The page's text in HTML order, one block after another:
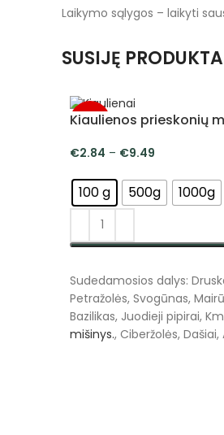
Laikymo sąlygos – laikyti
SUSIJĘ
-5%
Kiaulienos prieskonių
€2.84 – €9.49
100 g 500g 1000g
Sudedamosios dalys:
Petražolės, Svogūnas,
Bazilikas, Juodieji pipirai,
mišinys., Ciberžolės, Dašiai,